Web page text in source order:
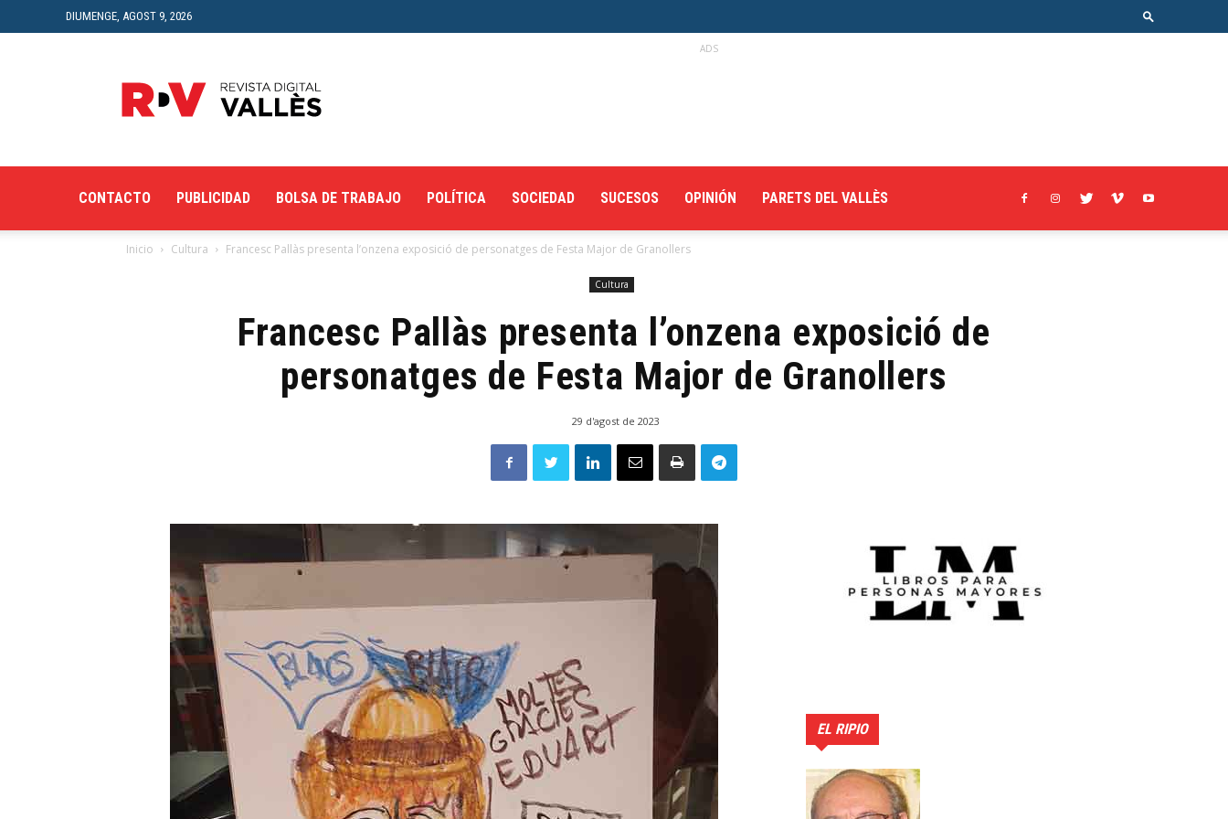
DIUMENGE, AGOST 9, 2026
Digital
del
ADS
CONTACTO PUBLICIDAD BOLSA DE TRABAJO POLÍTICA SOCIEDAD SUCESOS OPINIÓN PARETS DEL VALLÈS
Inicio Cultura Francesc Pallàs presenta l’onzena exposició de personatges de Festa Major de Granollers
Cultura
Francesc Pallàs presenta l’onzena exposició de
personatges de Festa Major de Granollers
29 d'agost de 2023
EL RIPIO